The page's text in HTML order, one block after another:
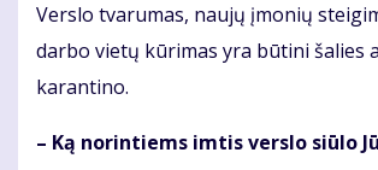
Ver­slo tva­ru­mas, nau­jų įmo­nių
dar­bo vie­tų kū­ri­mas yra bū­ti­ni ša­lies
ka­ran­ti­no.
– Ką no­rin­tiems im­tis ver­slo siū­lo